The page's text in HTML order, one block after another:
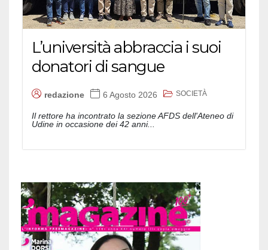
L’università abbraccia i suoi
donatori di sangue
redazione 6 Agosto 2026 SOCIETÀ
Il rettore ha incontrato la sezione AFDS dell'Ateneo di
Udine in occasione dei 42 anni...